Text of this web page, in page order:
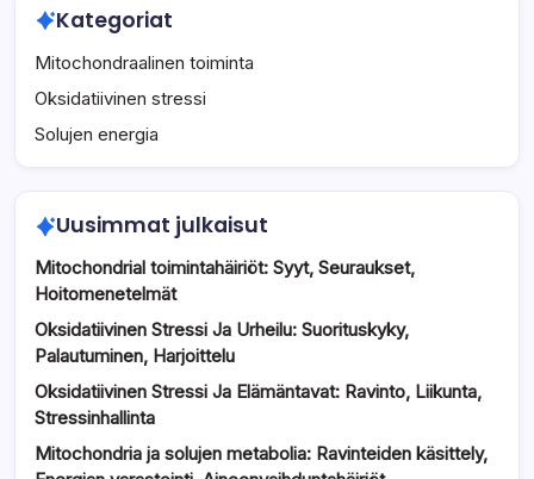
Kategoriat
Mitochondraalinen toiminta
Oksidatiivinen stressi
Solujen energia
Uusimmat julkaisut
Mitochondrial toimintahäiriöt: Syyt, Seuraukset,
Hoitomenetelmät
Oksidatiivinen Stressi Ja Urheilu: Suorituskyky,
Palautuminen, Harjoittelu
Oksidatiivinen Stressi Ja Elämäntavat: Ravinto, Liikunta,
Stressinhallinta
Mitochondria ja solujen metabolia: Ravinteiden käsittely,